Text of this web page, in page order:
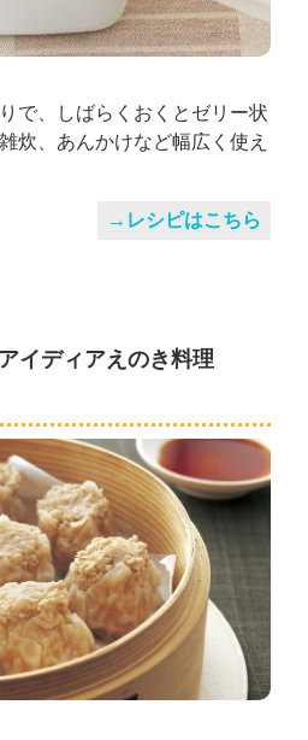
で、しばらくおくとゼリー状
炊、あんかけなど幅広く使え
→レシピはこちら
イディアえのき料理